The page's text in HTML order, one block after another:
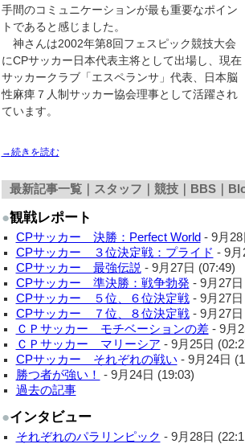
手間のコミュニケーションが最も重要なポイン
トであると感じました。
神さんは2002年第8回フェスピック競技大会
にCPサッカー日本代表主将として出場し、現在
サッカークラブ「エスペランサ」代表、日本脳
性麻痺７人制サッカー協会理事として活躍され
ています。
→続きを読む
最新記事一覧｜ スタッフ 競技｜ BBS｜
●観戦レポート
CPサッカー 決勝：Perfect World - 9月28
CPサッカー ３位決定戦：プライド - 9月
CPサッカー 最強伝説 - 9月27日 (07:49)
CPサッカー 準決勝：戦争勃発 - 9月27
CPサッカー ５位、６位決定戦- 9月27
CPサッカー ７位、８位決定戦- 9月27
ＣＰサッカー モチベーションの差- 9月
ＣＰサッカー マリーシア - 9月25日
CPサッカー それぞれの戦い - 9月24日
勝つ者が強い！
- 9月24日 (19:03)
過去の記事
●インタビュー
それぞれのパラリンピック - 9月28日